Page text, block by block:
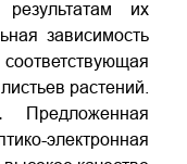
их
зависимость
растений.
Предложенная
электронная